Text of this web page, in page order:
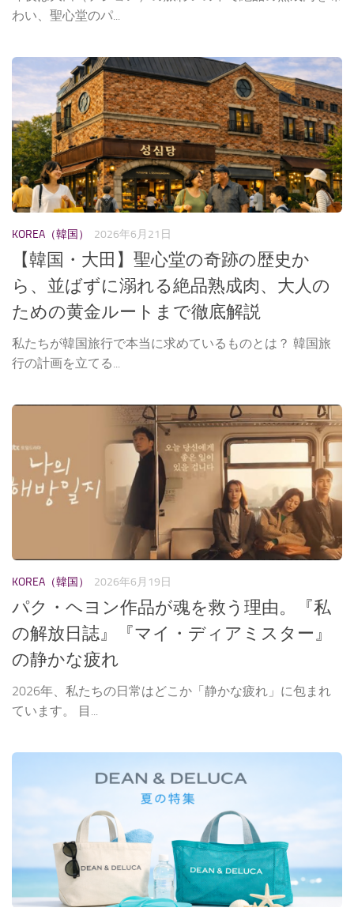
わい、聖心堂のパ...
KOREA（韓国） 2026年6月21日
【韓国・大田】聖心堂の奇跡の歴史か
ら、並ばずに溺れる絶品熟成肉、大人の
ための黄金ルートまで徹底解説
私たちが韓国旅行で本当に求めているものとは？ 韓国旅
行の計画を立てる...
KOREA（韓国） 2026年6月19日
パク・ヘヨン作品が魂を救う理由。『私
の解放日誌』『マイ・ディアミスター』
の静かな疲れ
2026年、私たちの日常はどこか「静かな疲れ」に包まれ
ています。 目...